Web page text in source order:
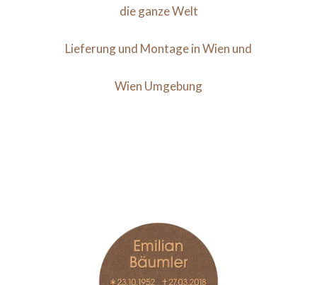
die ganze Welt
Lieferung und Montage in Wien und
Wien Umgebung